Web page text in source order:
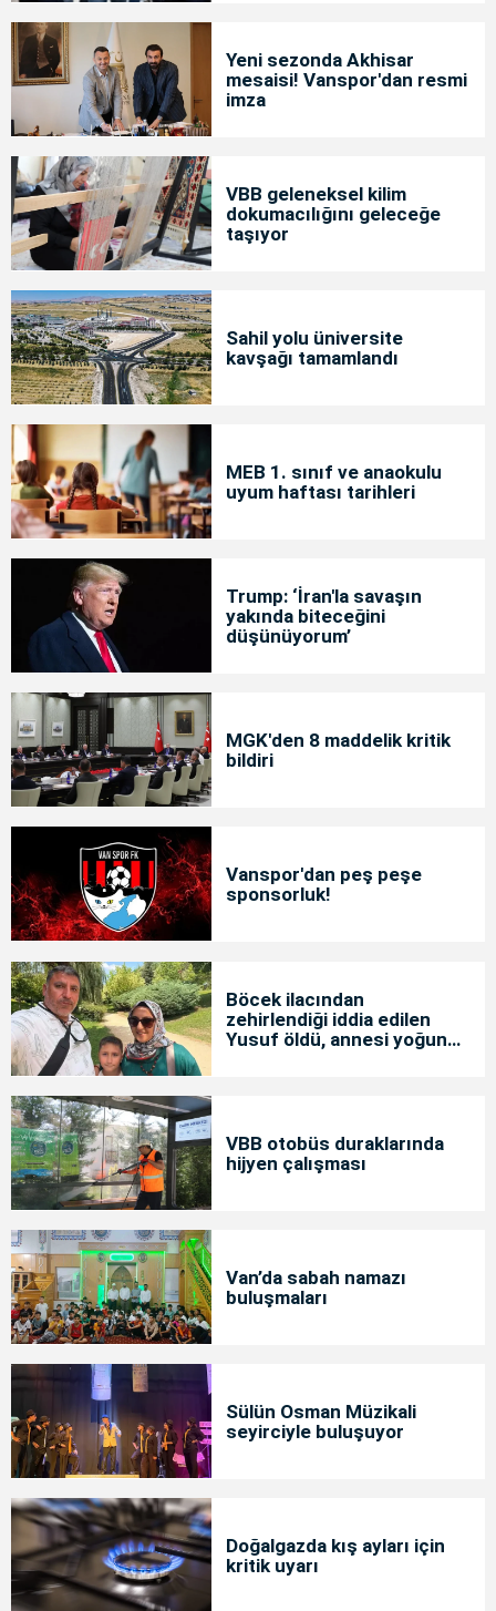
Yeni sezonda Akhisar
mesaisi! Vanspor'dan resmi
imza
VBB geleneksel kilim
dokumacılığını geleceğe
taşıyor
Sahil yolu üniversite
kavşağı tamamlandı
MEB 1. sınıf ve anaokulu
uyum haftası tarihleri
Trump: ‘İran'la savaşın
yakında biteceğini
düşünüyorum’
MGK'den 8 maddelik kritik
bildiri
Vanspor'dan peş peşe
sponsorluk!
Böcek ilacından
zehirlendiği iddia edilen
Yusuf öldü, annesi yoğun
VBB otobüs duraklarında
hijyen çalışması
Van’da sabah namazı
buluşmaları
Sülün Osman Müzikali
seyirciyle buluşuyor
Doğalgazda kış ayları için
kritik uyarı